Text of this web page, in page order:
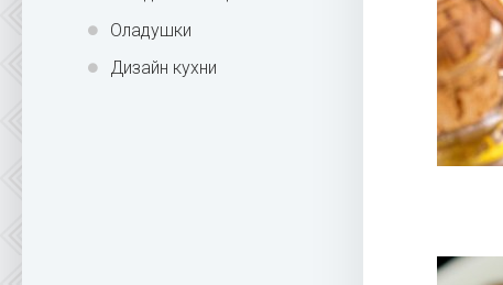
Оладушки
Дизайн кухни